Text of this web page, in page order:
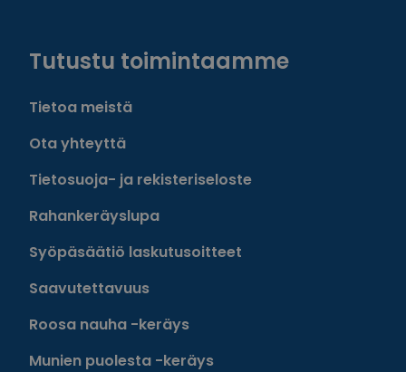
Tutustu toimintaamme
Tietoa meistä
Ota yhteyttä
Tietosuoja- ja rekisteriseloste
Rahankeräyslupa
Syöpäsäätiö laskutusoitteet
Saavutettavuus
Roosa nauha -keräys
Munien puolesta -keräys